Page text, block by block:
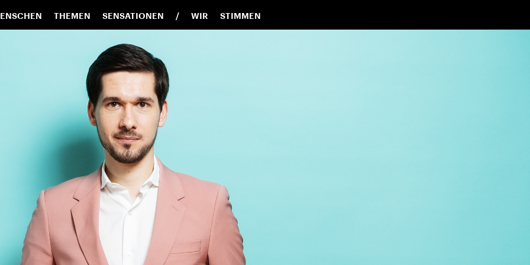
THEMEN SENSATIONEN WIR STIMMEN